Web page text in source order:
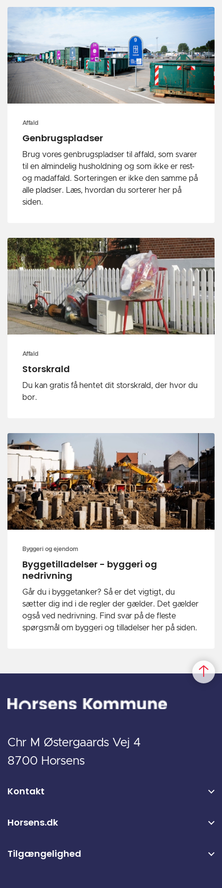
Affald
Genbrugspladser
Brug vores genbrugspladser til affald, som svarer
til en almindelig husholdning og som ikke er rest-
og madaffald. Sorteringen er ikke den samme på
alle pladser. Læs, hvordan du sorterer her på
siden.
Affald
Storskrald
Du kan gratis få hentet dit storskrald, der hvor du
bor.
Byggeri og ejendom
Byggetilladelser - byggeri og
nedrivning
Går du i byggetanker? Så er det vigtigt, du
sætter dig ind i de regler der gælder. Det gælder
også ved nedrivning. Find svar på de fleste
spørgsmål om byggeri og tilladelser her på siden.
Chr M Østergaards Vej 4
8700 Horsens
Kontakt
Horsens.dk
Tilgængelighed